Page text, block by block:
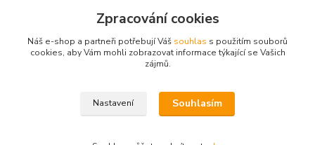
Ing. Martina Cikhartová
Zpracování cookies
Náš e-shop a partneři potřebují Váš souhlas s použitím souborů
cookies, aby Vám mohli zobrazovat informace týkající se Vašich
zájmů.
Nastavení Souhlasím